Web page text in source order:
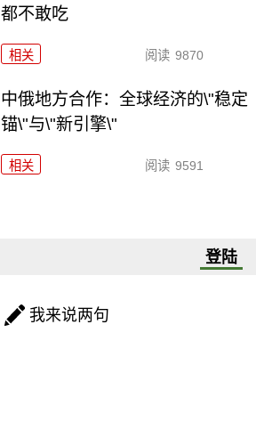
都不敢吃
相关 阅读 9870
中俄地方合作：全球经济的\"稳定
锚\"与\"新引擎\"
相关 阅读 9591
登陆
我来说两句